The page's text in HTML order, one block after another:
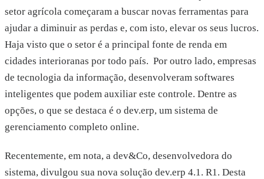
setor agrícola começaram a buscar novas ferramentas para
ajudar a diminuir as perdas e, com isto, elevar os seus lucros.
Haja visto que o setor é a principal fonte de renda em
cidades interioranas por todo país. Por outro lado, empresas
de tecnologia da informação, desenvolveram softwares
inteligentes que podem auxiliar este controle. Dentre as
opções, o que se destaca é o dev.erp, um sistema de
gerenciamento completo online.
Recentemente, em nota, a dev&Co, desenvolvedora do
sistema, divulgou sua nova solução dev.erp 4.1. R1. Desta